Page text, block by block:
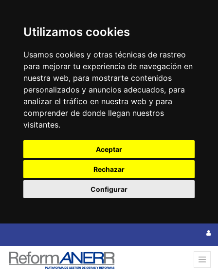
Utilizamos cookies
Usamos cookies y otras técnicas de rastreo
para mejorar tu experiencia de navegación en
nuestra web, para mostrarte contenidos
personalizados y anuncios adecuados, para
analizar el tráfico en nuestra web y para
comprender de donde llegan nuestros
visitantes.
Aceptar
Rechazar
Configurar